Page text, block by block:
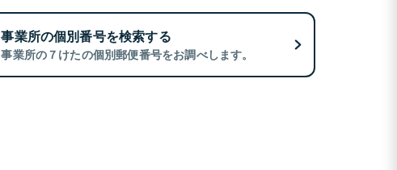
事業所の個別番号を検索する
事業所の７けたの個別郵便番号をお調べします。